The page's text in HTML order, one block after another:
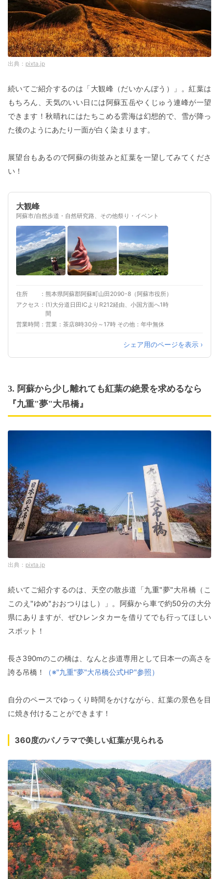
pixta.jp
続いてご紹介するのは「大観峰（だいかんぼう）」。紅葉は
もちろん、天気のいい日には阿蘇五岳やくじゅう連峰が一望
できます！秋晴れにはたちこめる雲海は幻想的で、雪が降っ
た後のようにあたり一面が白く染まります。
展望台もあるので阿蘇の街並みと紅葉を一望してみてくださ
い！
大観峰
阿蘇市/自然歩道・自然研究路、その他祭り・イベント
住所
熊本県阿蘇郡阿蘇町山田2090-8（阿蘇市役所）
アクセス
(1)大分道日田ICよりR212経由、小国方面へ1時
間
営業時間
営業：茶店8時30分～17時 その他：年中無休
シェア用のページを表示 ›
3. 阿蘇から少し離れても紅葉の絶景を求めるなら
『九重"夢"大吊橋』
pixta.jp
続いてご紹介するのは、天空の散歩道「九重"夢"大吊橋（こ
このえ"ゆめ"おおつりはし）」。阿蘇から車で約50分の大分
県にありますが、ぜひレンタカーを借りてでも行ってほしい
スポット！
長さ390mのこの橋は、なんと歩道専用として日本一の高さを
誇る吊橋！
（※"九重"夢"大吊橋公式HP"参照）
自分のペースでゆっくり時間をかけながら、紅葉の景色を目
に焼き付けることができます！
360度のパノラマで美しい紅葉が見られる